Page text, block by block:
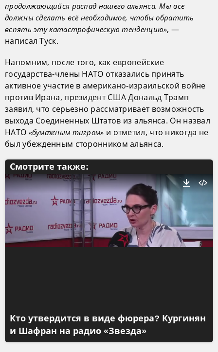
продолжающийся распад нашего альянса. Мы все
должны сделать всё необходимое, чтобы обратить
вспять эту катастрофическую тенденцию», —
написал Туск.
Напомним, после того, как европейские
государства-члены НАТО отказались принять
активное участие в американо-израильской войне
против Ирана, президент США Дональд Трамп
заявил, что серьезно рассматривает возможность
выхода Соединенных Штатов из альянса. Он назвал
НАТО «бумажным тигром» и отметил, что никогда не
был убежденным сторонником альянса.
Смотрите также:
Кто утвердится в виде фюрера? Кургинян
и Шафран на радио «Звезда»